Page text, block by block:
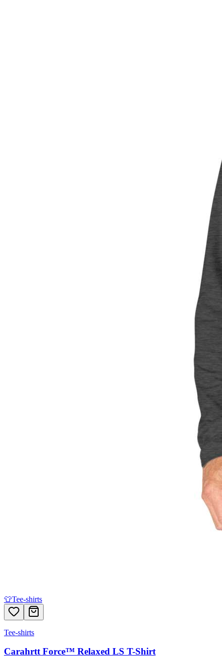
👕Tee-shirts
Tee-shirts
Carahrtt Force™ Relaxed LS T-Shirt